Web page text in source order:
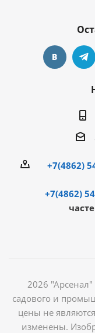
+7(4862)
+7(4862)
2026
садового и
цены не
изменены.